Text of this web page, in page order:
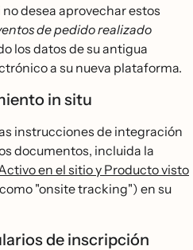
desea aprovechar estos
de pedido realizado
los datos de su antigua
a su nueva plataforma.
in situ
instrucciones de integración
documentos, incluida la
en el sitio y Producto visto
"onsite tracking") en su
de inscripción